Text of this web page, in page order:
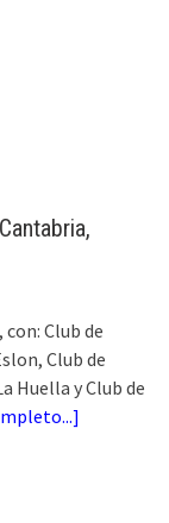
Club de
Club de
Huella y Club de
]